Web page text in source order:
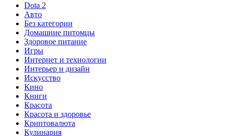
Dota 2
Авто
Без категории
Домашние питомцы
Здоровое питание
Игры
Интернет и технологии
Интерьер и дизайн
Искусство
Кино
Книги
Красота
Красота и здоровье
Криптовалюта
Кулинария